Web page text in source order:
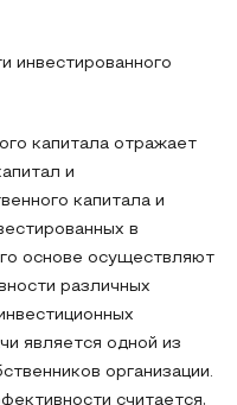
инвестированного
капитала отражает
и
капитала и
в
основе осуществляют
различных
является одной из
организации.
считается,